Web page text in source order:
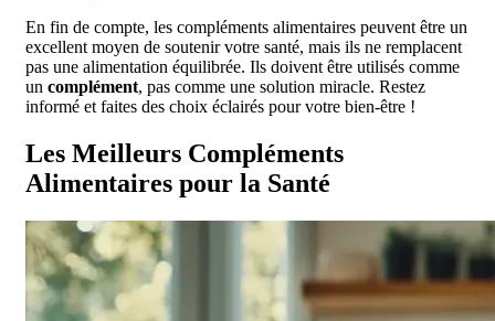
En fin de compte, les compléments alimentaires peuvent être un
excellent moyen de soutenir votre santé, mais ils ne remplacent
pas une alimentation équilibrée. Ils doivent être utilisés comme
un complément, pas comme une solution miracle. Restez
informé et faites des choix éclairés pour votre bien-être !
Les Meilleurs Compléments
Alimentaires pour la Santé